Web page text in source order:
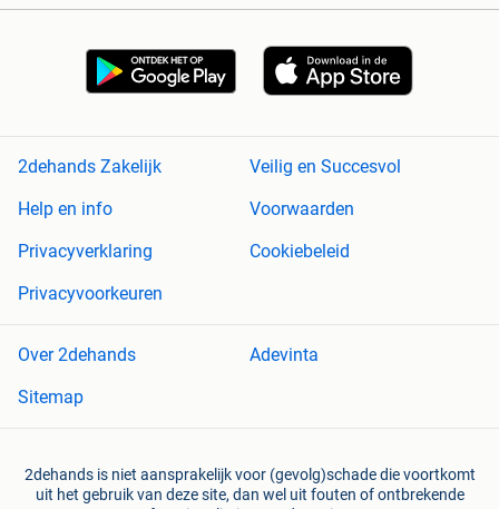
2dehands Zakelijk
Veilig en Succesvol
Help en info
Voorwaarden
Privacyverklaring
Cookiebeleid
Privacyvoorkeuren
Over 2dehands
Adevinta
Sitemap
2dehands is niet aansprakelijk voor (gevolg)schade die voortkomt
uit het gebruik van deze site, dan wel uit fouten of ontbrekende